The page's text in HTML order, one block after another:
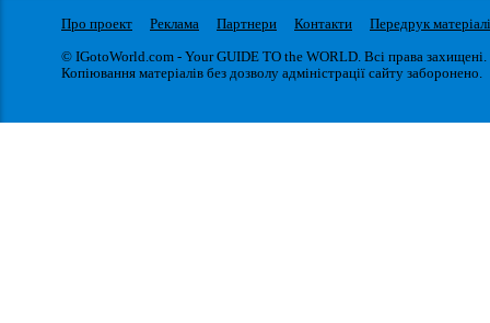
Про проект Реклама Партнери Контакти
Передрук
© IGotoWorld.com - Your GUIDE TO the WORLD. Всі права захищені.
Копіювання матеріалів без дозволу адміністрації сайту заборонено.